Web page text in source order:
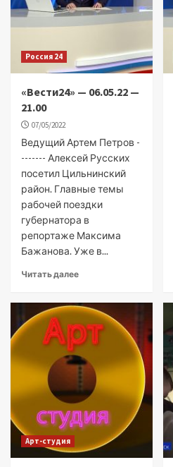
Россия 24
«Вести24» — 06.05.22 —
21.00
07/05/2022
Ведущий Артем Петров -
------- Алексей Русских
посетил Цильнинский
район. Главные темы
рабочей поездки
губернатора в
репортаже Максима
Бажанова. Уже в...
Читать далее
Арт-студия